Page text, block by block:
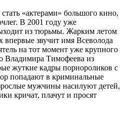
«актерами» большого кино,
В 2001 году уже
из тюрьмы. Жарким летом
впервые звучит имя Всеволода
на тот момент уже крупного
Владимира Тимофеева из
жуткие кадры порнороликов с
попадают в криминальные
мужчины насилуют детей,
кричат, плачут и просят